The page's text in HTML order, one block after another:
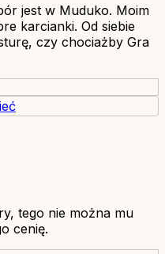
jest w Muduko. Moim
karcianki. Od siebie
czy chociażby Gra
tego nie można mu
cenię.